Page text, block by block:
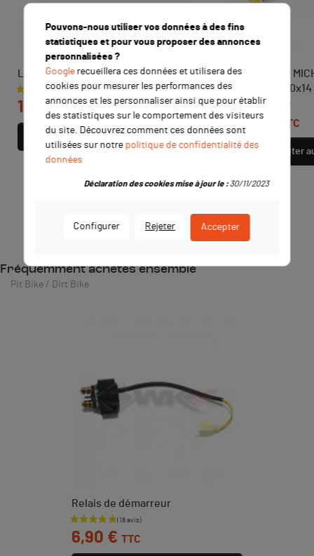
Levier de frein MXR - RSR
Prix
12,00 €
Chambre à air
pouces 60/100x14
14,90 € TTC
Ajouter
Fréquemment achetés ensemble
Pit Bike / Dirt Bike
Relais de démarreur
Prix
6,90 € TTC
Pouvons-nous utiliser vos données à des fins
statistiques et pour vous proposer des annonces
personnalisées ?
Googlerecueillera ces données et utilisera des
cookies pour mesurer les performances des
annonces et les personnaliser ainsi que pour établir
des statistiques sur le comportement des visiteurs
du site. Découvrez comment ces données sont
utilisées sur notre politique de confidentialité des
données
Configurer Rejeter Accepter
Déclaration des cookies mise à jour le :30/11/2023